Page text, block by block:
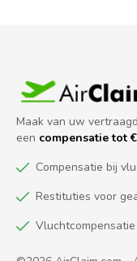
Maak van uw
een compensatie tot
Compensatie bij
Restituties voor
Vluchtcompensatie